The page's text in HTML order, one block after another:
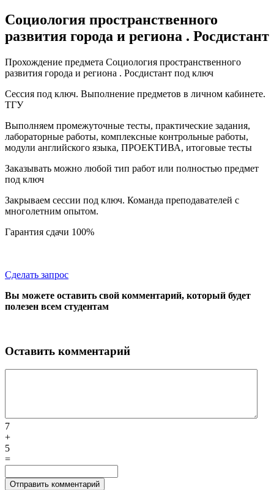
Социология пространственного
развития города и региона . Росдистант
Прохождение предмета Социология пространственного
развития города и региона . Росдистант под ключ
Сессия под ключ. Выполнение предметов в личном кабинете.
ТГУ
Выполняем промежуточные тесты, практические задания,
лабораторные работы, комплексные контрольные работы,
модули английского языка, ПРОЕКТИВА, итоговые тесты
Заказывать можно любой тип работ или полностью предмет
под ключ
Закрываем сессии под ключ. Команда преподавателей с
многолетним опытом.
Гарантия сдачи 100%
Сделать запрос
Вы можете оставить свой комментарий, который будет
полезен всем студентам
Оставить комментарий
7
+
5
=